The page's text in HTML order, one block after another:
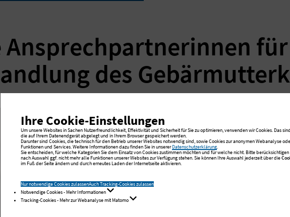
Ansprechpartnerinnen
des
Christiane
Study Nurse, Onko Nurse,
Fax:
+49 40 55 88-2912
Ihre Cookie-Einstellungen
Um unsere Websites in Sachen Nutzerfreundlichkeit, Effektivität und Sicherheit für Sie zu optimieren, verwenden wir Cookies. Das
die auf Ihrem Datenendgerät abgelegt und in Ihrem Browser gespeichert werden.
Darunter sind Cookies, die technisch für den Betrieb unserer Websites notwendig sind, sowie Cookies zur anonymen Webanalyse
Funktionen und Services. Weitere Informationen dazu finden Sie in unsererDatenschutzerklärung.
Sie entscheiden, für welche Kategorien Sie dem Einsatz von Cookies zustimmen möchten und für welche nicht. Bitte berücksichtigen
nach Auswahl ggf. nicht mehr alle Funktionen unserer Websites zur Verfügung stehen. Sie können Ihre Auswahl jederzeit über die
im Fuß der Seite ändern und durch erneutes Laden der Internetseite aktivieren.
Nur notwendige Cookies zulassenAuch Tracking-Cookies zulassen
Notwendige Cookies - Mehr Informationen
Tracking-Cookies - Mehr zur Webanalyse mit Matomo